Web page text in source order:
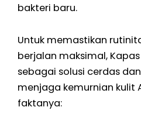
bakteri baru.
Untuk memastikan
berjalan maksimal,
sebagai solusi cerdas
menjaga kemurnian kulit
faktanya: